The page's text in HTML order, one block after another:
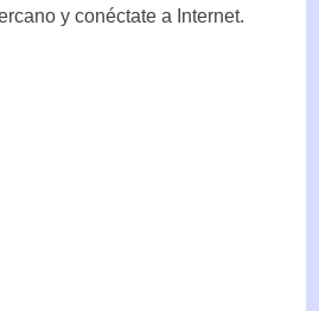
y conéctate a Internet.